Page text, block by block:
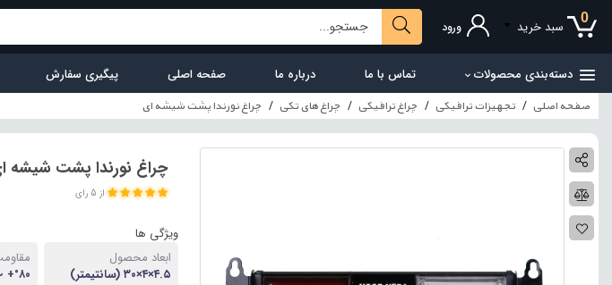
0 سبد خرید ورود
دسته‌بندی محصولات تماس با ما درباره ما صفحه اصلی پیگیری سفارش
صفحه اصلی تجهیزات ترافیکی چراغ ترافیکی چراغ های تکی چراغ نورندا پشت شیشه ای
چراغ نورندا پشت شیشه
از 5 رای
ویژگی ها
ابعاد محصول
۴.۵×۴×۳۰ (سانتیمتر)
°۸۰+ ~ °۲۰-